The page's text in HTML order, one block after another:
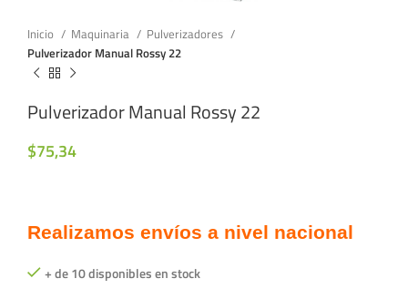
Inicio Maquinaria
Pulverizadores
Pulverizador Manual Rossy 22
Pulverizador Manual Rossy 22
$75,34
Realizamos envíos a nivel nacional
+ de 10 disponibles en stock